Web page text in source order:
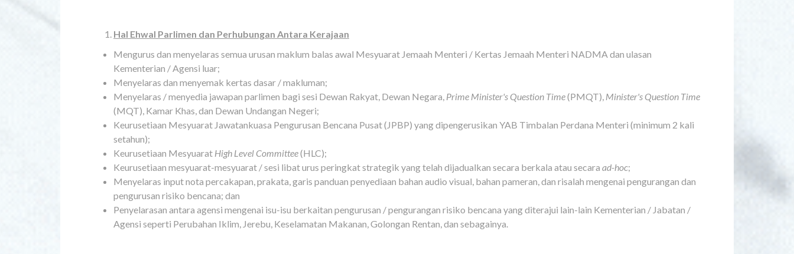
Hal Ehwal Parlimen dan Perhubungan Antara Kerajaan
Mengurus dan menyelaras semua urusan maklum balas awal Mesyuarat Jemaah Menteri / Kertas Jemaah Menteri NADMA dan ulasan
Kementerian / Agensi luar;
Menyelaras dan menyemak kertas dasar / makluman;
Menyelaras / menyedia jawapan parlimen bagi sesi Dewan Rakyat, Dewan Negara, Prime Minister's Question Time(PMQT), Minister's Question Time
(MQT), Kamar Khas, dan Dewan Undangan Negeri;
Keurusetiaan Mesyuarat Jawatankuasa Pengurusan Bencana Pusat (JPBP) yang dipengerusikan YAB Timbalan Perdana Menteri (minimum 2 kali
setahun);
Keurusetiaan Mesyuarat High Level Committee(HLC);
Keurusetiaan mesyuarat-mesyuarat / sesi libat urus peringkat strategik yang telah dijadualkan secara berkala atau secara ad-hoc;
Menyelaras input nota percakapan, prakata, garis panduan penyediaan bahan audio visual, bahan pameran, dan risalah mengenai pengurangan dan
pengurusan risiko bencana; dan
Penyelarasan antara agensi mengenai isu-isu berkaitan pengurusan / pengurangan risiko bencana yang diterajui lain-lain Kementerian / Jabatan /
Agensi seperti Perubahan Iklim, Jerebu, Keselamatan Makanan, Golongan Rentan, dan sebagainya.